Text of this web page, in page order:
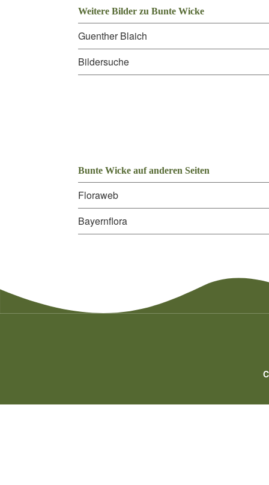
Weitere Bilder zu Bunte Wicke
Guenther Blaich
Bildersuche
Bunte Wicke auf anderen Seiten
Floraweb
Bayernflora